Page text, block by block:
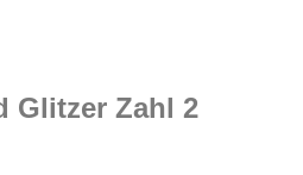
Glitzer Zahl 2